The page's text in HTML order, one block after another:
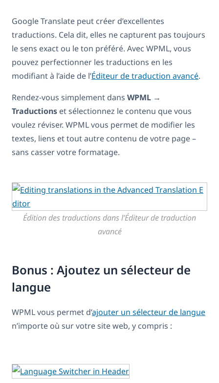
Google Translate peut créer d’excellentes
traductions. Cela dit, elles ne capturent pas toujours
le sens exact ou le ton préféré. Avec WPML, vous
pouvez perfectionner les traductions en les
modifiant à l’aide de l’Éditeur de traduction avancé.
Rendez-vous simplement dans WPML →
Traductions et sélectionnez le contenu que vous
voulez réviser. WPML vous permet de modifier les
textes, liens et tout autre contenu de votre page –
sans casser votre formatage.
Édition des traductions dans l’Éditeur de traduction
avancé
Bonus : Ajoutez un sélecteur de
langue
WPML vous permet d’ajouter un sélecteur de langue
n’importe où sur votre site web, y compris :